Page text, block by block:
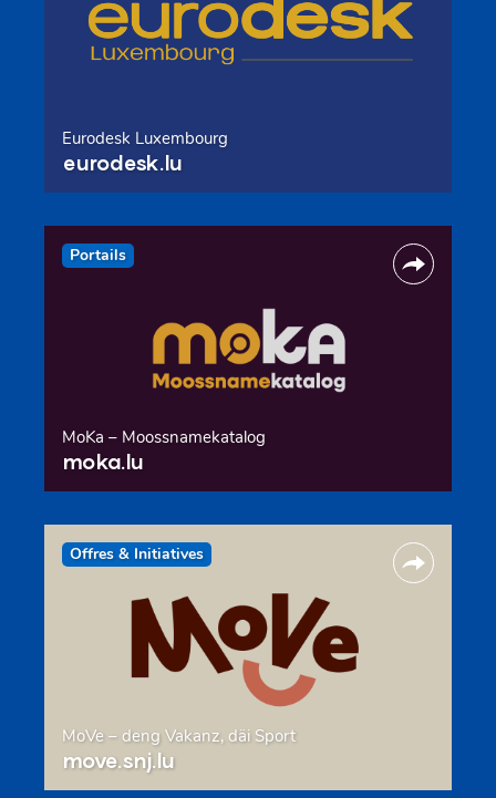
Eurodesk Luxembourg
eurodesk.lu
Portails
MoKa – Moossnamekatalog
moka.lu
Offres & Initiatives
MoVe – deng Vakanz, däi Sport
move.snj.lu